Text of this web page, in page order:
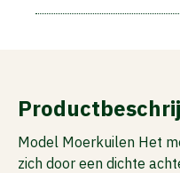
Model Moerkuilen Het
zich door een dichte